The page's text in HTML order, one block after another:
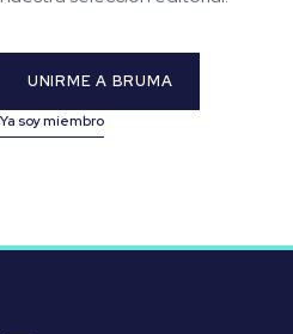
UNIRME A BRUMA
Ya soy miembro